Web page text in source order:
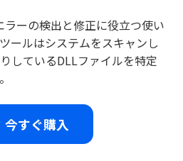
ラーの検出と修正に役立つ使い
ールはシステムをスキャンし
しているDLLファイルを特定
今すぐ購入